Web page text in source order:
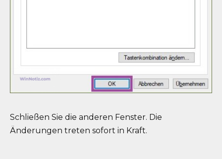
Schließen Sie die anderen Fenster. Die
Änderungen treten sofort in Kraft.